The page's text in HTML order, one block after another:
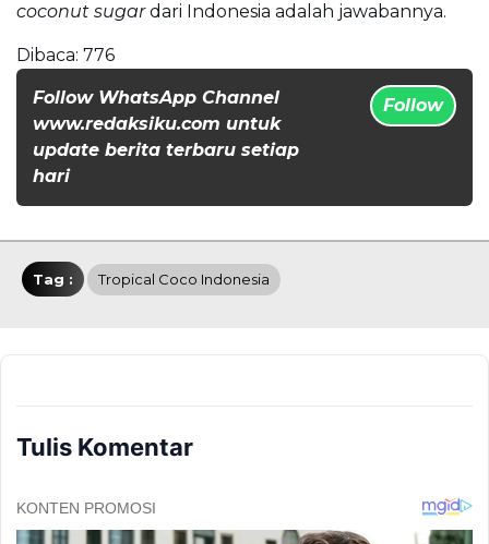
coconut sugardari Indonesia adalah jawabannya.
Dibaca: 776
Follow WhatsApp Channel
www.redaksiku.com untuk
update berita terbaru setiap
hari
Follow
Tag : Tropical Coco Indonesia
Tulis Komentar